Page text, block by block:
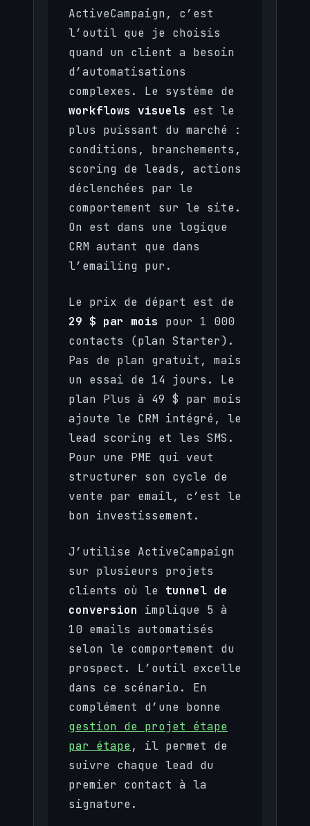
ActiveCampaign, c’est
l’outil que je choisis
quand un client a besoin
d’automatisations
complexes. Le système de
workflows visuels est le
plus puissant du marché :
conditions, branchements,
scoring de leads, actions
déclenchées par le
comportement sur le site.
On est dans une logique
CRM autant que dans
l’emailing pur.
Le prix de départ est de
29 $ par mois pour 1 000
contacts (plan Starter).
Pas de plan gratuit, mais
un essai de 14 jours. Le
plan Plus à 49 $ par mois
ajoute le CRM intégré, le
lead scoring et les SMS.
Pour une PME qui veut
structurer son cycle de
vente par email, c’est le
bon investissement.
J’utilise ActiveCampaign
sur plusieurs projets
clients où le tunnel de
conversion implique 5 à
10 emails automatisés
selon le comportement du
prospect. L’outil excelle
dans ce scénario. En
complément d’une bonne
gestion de projet étape
par étape, il permet de
suivre chaque lead du
premier contact à la
signature.